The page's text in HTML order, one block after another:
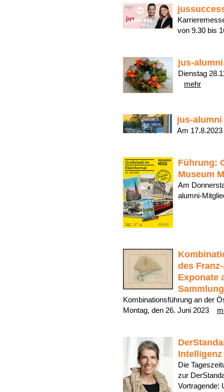
von 9.30 bis
jus-
Dienstag
mehr
jus-
Am
Führung:
Museum
Am
alumni-
des
Exponate
Kombinationsführung an der
Montag, den 26. Juni 2023
Intelligenz
Die
zur
Vortragende: